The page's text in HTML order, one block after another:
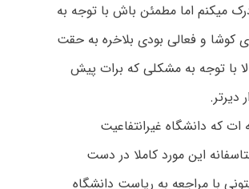
میکنم اما مطمئن باش با توجه به
کوشا و فعالی بودی بلاخره به حقت
با توجه به مشکلی که برات پیش
دیرتر.
ات که دانشگاه غیرانتفاعیت
این مورد کاملا در دست
با مراجعه به ریاست دانشگاه